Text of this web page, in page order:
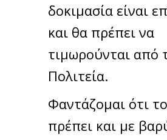
δοκιμασία είναι
και θα πρέπει να
τιμωρούνται από
Πολιτεία.
Φαντάζομαι ότι
πρέπει και με